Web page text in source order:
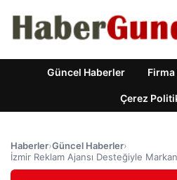
Güncel Haberler Firma
Çerez
Haberler›Güncel Haberler›
İzmir Reklam Ajansı Desteğiyle